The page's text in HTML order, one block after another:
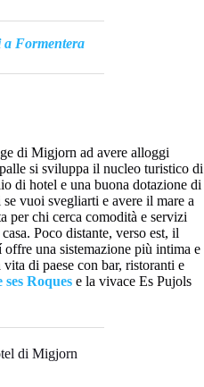
a Formentera
di Migjorn ad avere alloggi
si sviluppa il nucleo turistico di
di hotel e una buona dotazione di
vuoi svegliarti e avere il mare a
per chi cerca comodità e servizi
Poco distante, verso est, il
una sistemazione più intima e
di paese con bar, ristoranti e
Roques e la vivace Es Pujols
di Migjorn